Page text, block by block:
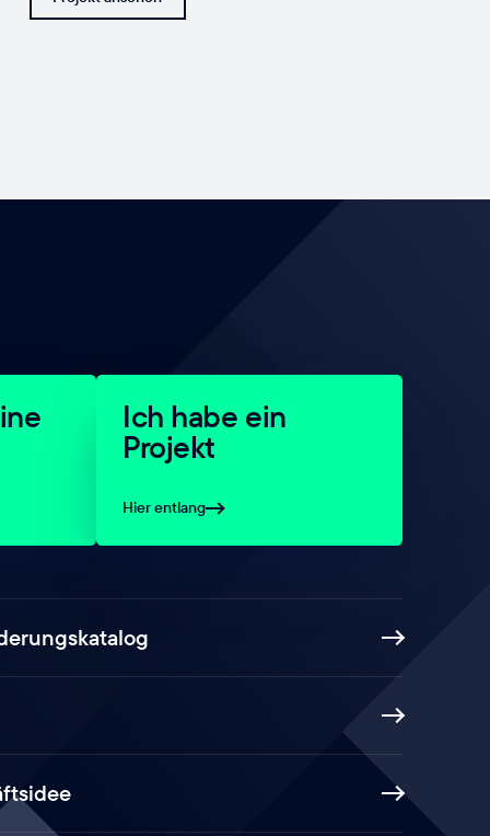
Ich habe ein
Projekt
Hier entlang